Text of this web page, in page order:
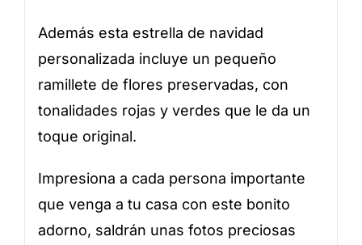
Además esta estrella de navidad
personalizada incluye un pequeño
ramillete de flores preservadas, con
tonalidades rojas y verdes que le da un
toque original.
Impresiona a cada persona importante
que venga a tu casa con este bonito
adorno, saldrán unas fotos preciosas